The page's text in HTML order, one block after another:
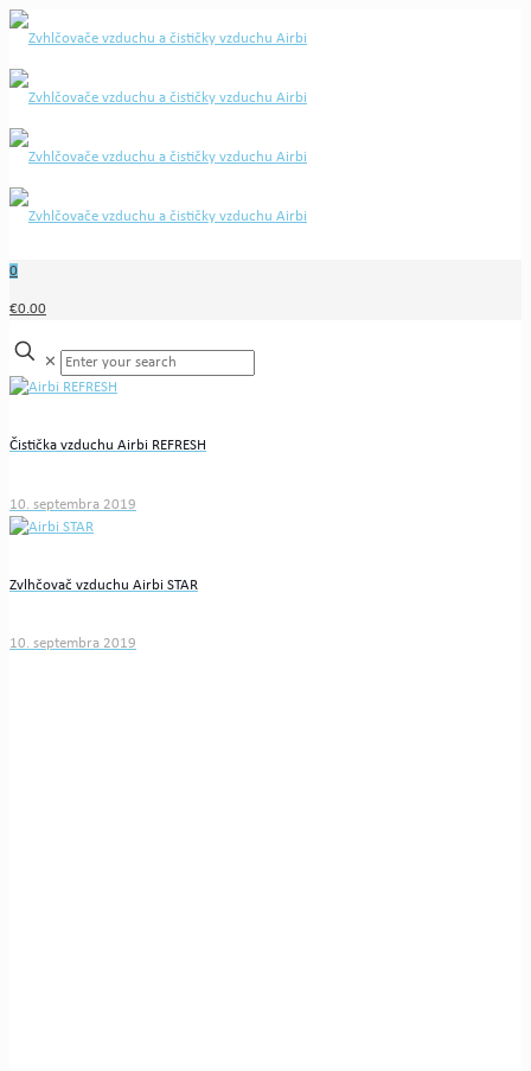
0
€0.00
✕
Čistička vzduchu Airbi REFRESH
10. septembra 2019
Zvlhčovač vzduchu Airbi STAR
10. septembra 2019